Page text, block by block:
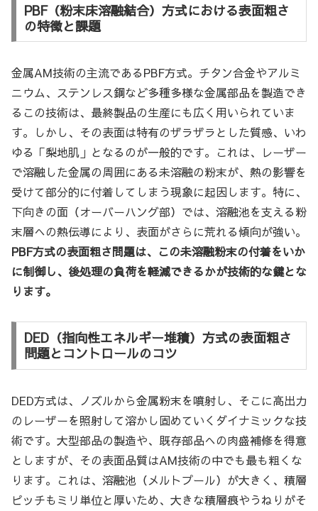
PBF（粉末床溶融結合）方式における表面粗さ
の特徴と課題
金属AM技術の主流であるPBF方式。チタン合金やアルミ
ニウム、ステンレス鋼など多種多様な金属部品を製造でき
るこの技術は、最終製品の生産にも広く用いられていま
す。しかし、その表面は特有のザラザラとした質感、いわ
ゆる「梨地肌」となるのが一般的です。これは、レーザー
で溶融した金属の周囲にある未溶融の粉末が、熱の影響を
受けて部分的に付着してしまう現象に起因します。特に、
下向きの面（オーバーハング部）では、溶融池を支える粉
末層への熱伝導により、表面がさらに荒れる傾向が強い。
PBF方式の表面粗さ問題は、この未溶融粉末の付着をいか
に制御し、後処理の負荷を軽減できるかが技術的な鍵とな
ります。
DED（指向性エネルギー堆積）方式の表面粗さ
問題とコントロールのコツ
DED方式は、ノズルから金属粉末を噴射し、そこに高出力
のレーザーを照射して溶かし固めていくダイナミックな技
術です。大型部品の製造や、既存部品への肉盛補修を得意
としますが、その表面品質はAM技術の中でも最も粗くな
ります。これは、溶融池（メルトプール）が大きく、積層
ピッチもミリ単位と厚いため、大きな積層痕やうねりがそ